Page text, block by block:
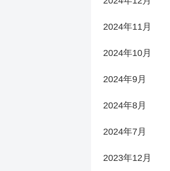
2024年11月
2024年10月
2024年9月
2024年8月
2024年7月
2023年12月